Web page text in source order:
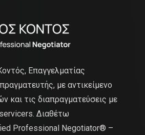
Επαγγελματίας
με αντικείμενο
και τις διαπραγματεύσεις με
Διαθέτω
Professional Negotiator® –